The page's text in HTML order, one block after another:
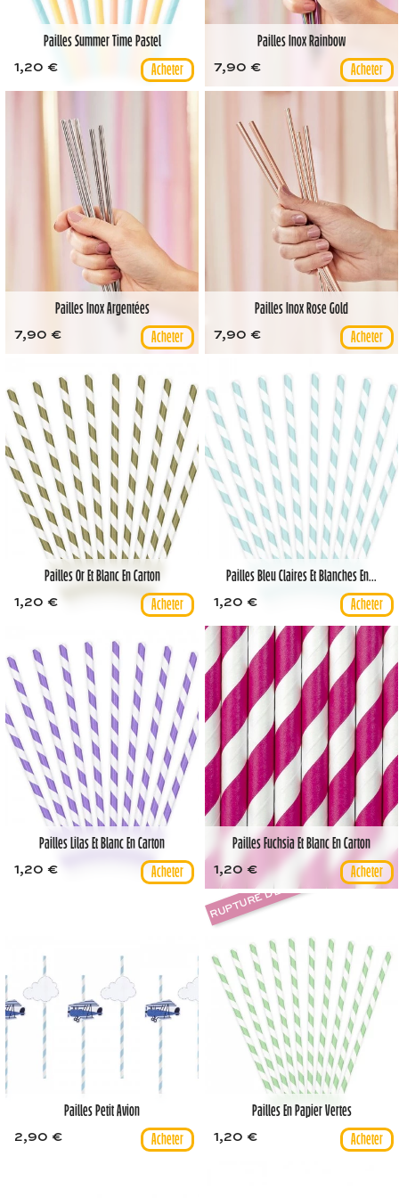
Pailles Summer Time Pastel
1,20 €
Pailles Inox Rainbow
7,90 €
Pailles Inox Argentées
7,90 €
Pailles Inox Rose Gold
7,90 €
Pailles Or Et Blanc En Carton
1,20 €
Pailles Bleu Claires Et Blanches En...
1,20 €
Pailles Lilas Et Blanc En Carton
1,20 €
Pailles Fuchsia Et Blanc En Carton
1,20 €
Pailles Petit Avion
2,90 €
Pailles En Papier Vertes
1,20 €
RUPTURE DE STOCK